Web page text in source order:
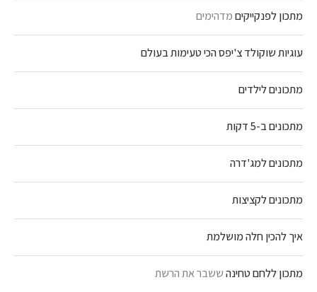
מתכון לפנקייקיםמדהימים
עוגיות שוקולד צ'יפס הכי טעימות בעולם
מתכונים לילדים
מתכונים ב-5 דקות
מתכונים למג'דרה
מתכונים לקציצות
איך להכין חלה מושלמת
מתכון ללחם טחינהששבר את הרשת